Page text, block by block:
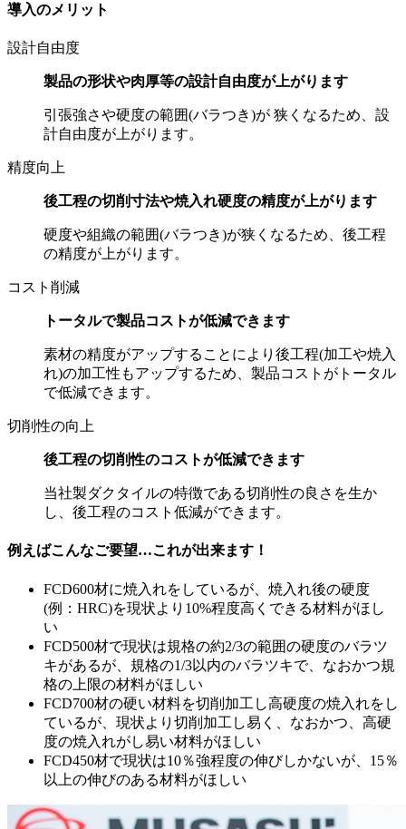
導入のメリット
設計自由度
製品の形状や肉厚等の設計自由度が上がります
引張強さや硬度の範囲(バラつき)が 狭くなるため、設
計自由度が上がります。
精度向上
後工程の切削寸法や焼入れ硬度の精度が上がります
硬度や組織の範囲(バラつき)が狭くなるため、後工程
の精度が上がります。
コスト削減
トータルで製品コストが低減できます
素材の精度がアップすることにより後工程(加工や焼入
れ)の加工性もアップするため、製品コストがトータル
で低減できます。
切削性の向上
後工程の切削性のコストが低減できます
当社製ダクタイルの特徴である切削性の良さを生か
し、後工程のコスト低減ができます。
例えばこんなご要望…これが出来ます！
FCD600材に焼入れをしているが、 焼入れ後の硬度
(例：HRC)を現状より10%程度高くできる材料がほし
い
FCD500材で現状は規格の約2/3の範囲の硬度のバラツ
キがあるが、 規格の1/3以内のバラツキで、なおかつ規
格の上限の材料がほしい
FCD700材の硬い材料を切削加工し高硬度の焼入れをし
ているが、 現状より切削加工し易く、なおかつ、高硬
度の焼入れがし易い材料がほしい
FCD450材で現状は10％強程度の伸びしかないが、 15％
以上の伸びのある材料がほしい